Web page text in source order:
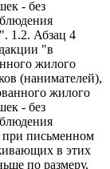
- без
1.2. Абзац 4
"в
жилого
(нанимателей),
жилого
- без
при письменном
в этих
по размеру,